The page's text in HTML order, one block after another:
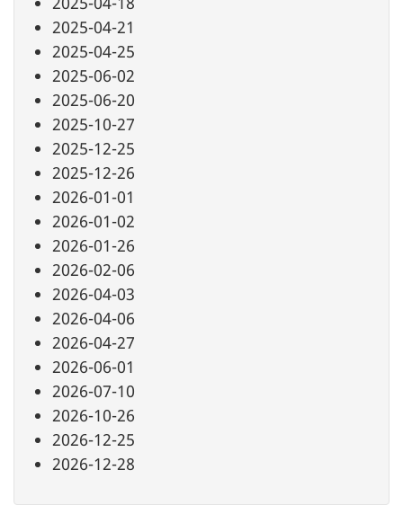
2025-04-21
2025-04-25
2025-06-02
2025-06-20
2025-10-27
2025-12-25
2025-12-26
2026-01-01
2026-01-02
2026-01-26
2026-02-06
2026-04-03
2026-04-06
2026-04-27
2026-06-01
2026-07-10
2026-10-26
2026-12-25
2026-12-28